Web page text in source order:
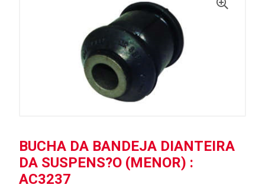
BUCHA DA BANDEJA DIANTEIRA
DA SUSPENS?O (MENOR) :
AC3237